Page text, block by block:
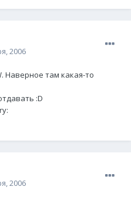
2006
Наверное там какая-то
:D
2006